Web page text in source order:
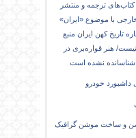
ترجمه و منتشر
با موضوع «ایران»
تاریخ کهن ایران منبع
هنر قواره‌بری در
شناسانده نشده است
داشبورد خودرو
و ساخت موشن گرافیک